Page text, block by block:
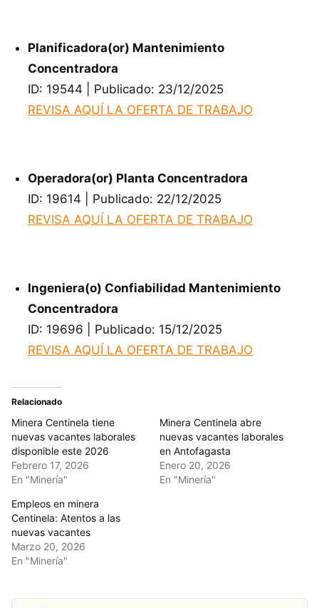
Planificadora(or) Mantenimiento
Concentradora
ID: 19544 | Publicado: 23/12/2025
REVISA AQUÍ LA OFERTA DE TRABAJO
Operadora(or) Planta Concentradora
ID: 19614 | Publicado: 22/12/2025
REVISA AQUÍ LA OFERTA DE TRABAJO
Ingeniera(o) Confiabilidad Mantenimiento
Concentradora
ID: 19696 | Publicado: 15/12/2025
REVISA AQUÍ LA OFERTA DE TRABAJO
Relacionado
Minera Centinela tiene
nuevas vacantes laborales
disponible este 2026
Febrero 17, 2026
En "Minería"
Minera Centinela abre
nuevas vacantes laborales
en Antofagasta
Enero 20, 2026
En "Minería"
Empleos en minera
Centinela: Atentos a las
nuevas vacantes
Marzo 20, 2026
En "Minería"